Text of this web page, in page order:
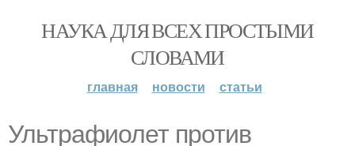
НАУКА ДЛЯ ВСЕХ ПРОСТЫМИ
СЛОВАМИ
главная новости статьи
Ультрафиолет против